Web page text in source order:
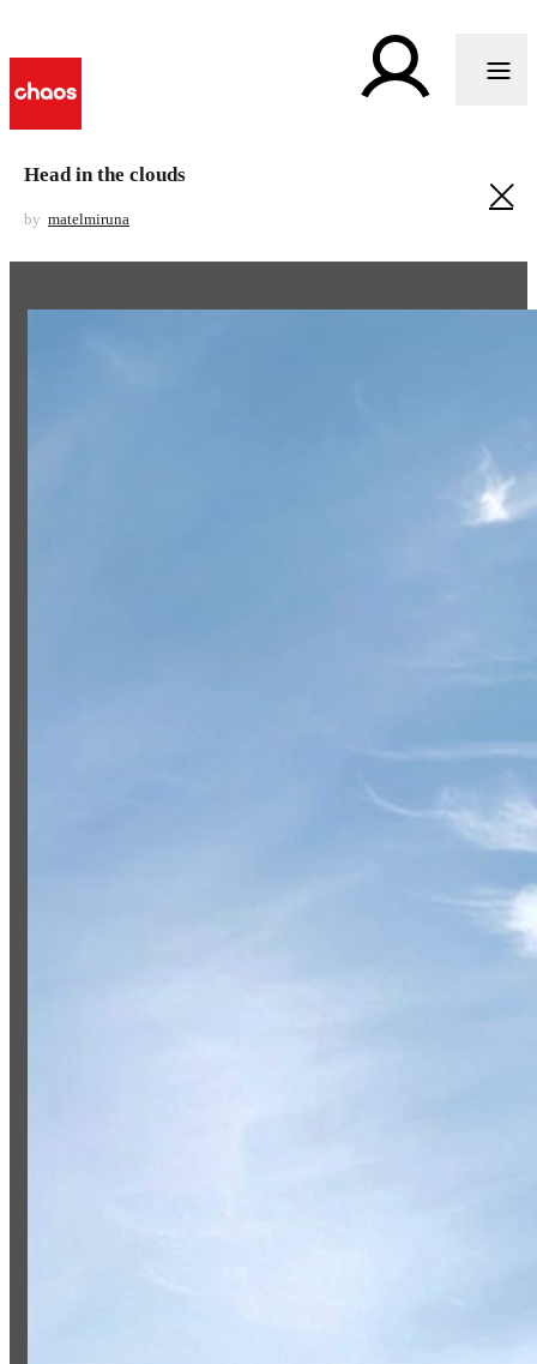
Head in the clouds
by matelmiruna